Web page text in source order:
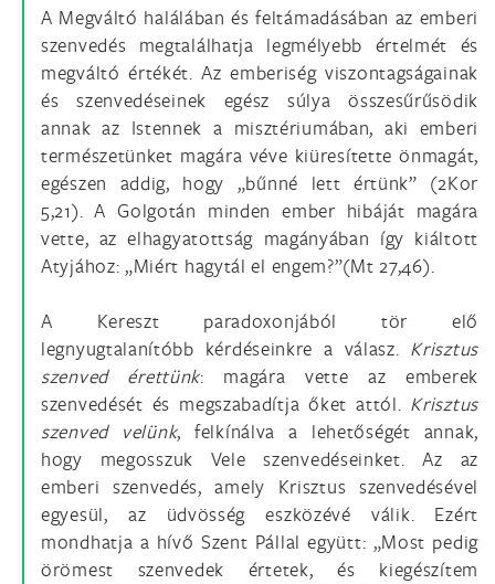
A Megváltó halálában és feltámadásában az emberi
szenvedés megtalálhatja legmélyebb értelmét és
megváltó értékét. Az emberiség viszontagságainak
és szenvedéseinek egész súlya összesűrűsödik
annak az Istennek a misztériumában, aki emberi
természetünket magára véve kiüresítette önmagát,
egészen addig, hogy „bűnné lett értünk” (2Kor
5,21). A Golgotán minden ember hibáját magára
vette, az elhagyatottság magányában így kiáltott
Atyjához: „Miért hagytál el engem?”(Mt 27,46).
A Kereszt paradoxonjából tör elő
legnyugtalanítóbb kérdéseinkre a válasz. Krisztus
szenved érettünk: magára vette az emberek
szenvedését és megszabadítja őket attól. Krisztus
szenved velünk, felkínálva a lehetőségét annak,
hogy megosszuk Vele szenvedéseinket. Az az
emberi szenvedés, amely Krisztus szenvedésével
egyesül, az üdvösség eszközévé válik. Ezért
mondhatja a hívő Szent Pállal együtt: „Most pedig
örömest szenvedek értetek, és kiegészítem